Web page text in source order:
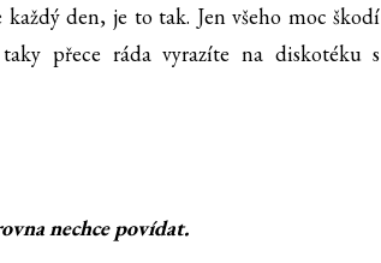
den, je to tak. Jen všeho moc škodí
přece ráda vyrazíte na diskotéku s
nechce povídat.